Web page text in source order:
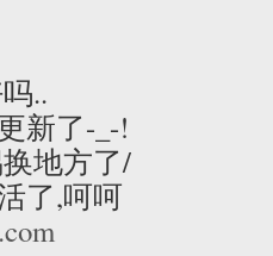
..
新了-_-!
地方了/
了,呵呵